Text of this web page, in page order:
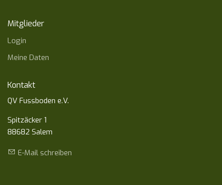
Mitglieder
Login
Meine Daten
Kontakt
QV Fussboden e.V.
Spitzäcker 1
88682 Salem
E-Mail schreiben